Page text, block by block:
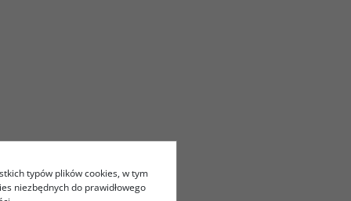
typów plików cookies, w tym
niezbędnych do prawidłowego